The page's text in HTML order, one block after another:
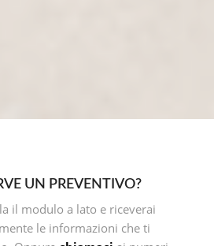
UN PREVENTIVO?
il modulo a lato e riceverai
le informazioni che ti